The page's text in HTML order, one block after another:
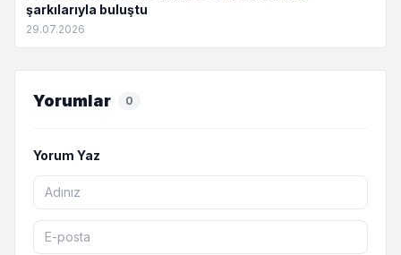
şarkılarıyla buluştu
29.07.2026
Yorumlar 0
Yorum Yaz